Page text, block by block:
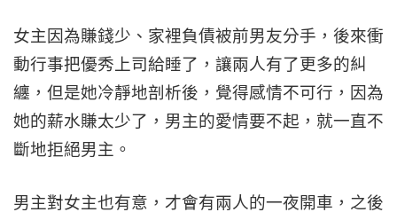
女主因為賺錢少、家裡負債被前男友分手，後來衝
動行事把優秀上司給睡了，讓兩人有了更多的糾
纏，但是她冷靜地剖析後，覺得感情不可行，因為
她的薪水賺太少了，男主的愛情要不起，就一直不
斷地拒絕男主。
男主對女主也有意，才會有兩人的一夜開車，之後